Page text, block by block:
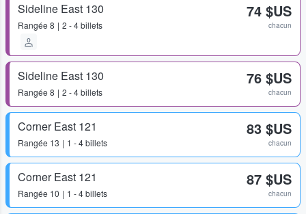
Sideline East 130
Rangée 8 2 - 4 billets
74 $US
chacun
Sideline East 130
Rangée 8 2 - 4 billets
76 $US
chacun
Corner East 121
Rangée 13 1 - 4 billets
83 $US
chacun
Corner East 121
Rangée 10 1 - 4 billets
87 $US
chacun